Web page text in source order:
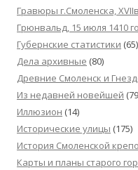
Гравюры г.Смоленска,
Грюнвальд, 15 июля 1410
Губернские статистики (65)
Дела архивные (80)
Древние Смоленск и
Из недавней новейшей
Иллюзион (14)
Исторические улицы (175)
История Смоленской
Карты и планы старого